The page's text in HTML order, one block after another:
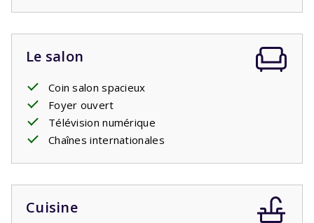
Le salon
Coin salon spacieux
Foyer ouvert
Télévision numérique
Chaînes internationales
Cuisine